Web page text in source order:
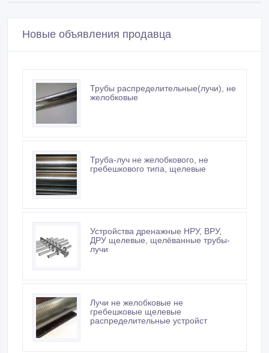
Новые объявления продавца
Трубы распределительные(лучи), не
желобковые
Труба-луч не желобкового, не
гребешкового типа, щелевые
Устройства дренажные НРУ, ВРУ,
ДРУ щелевые, щелёванные трубы-
лучи
Лучи не желобковые не
гребешковые щелевые
распределительные устройст